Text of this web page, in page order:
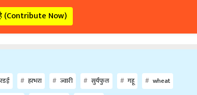
Now)
हरभरा ज्वारी सुर्यफुल गहू
wheat